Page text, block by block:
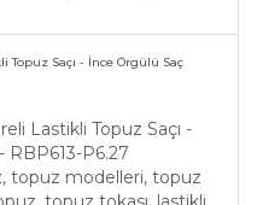
Saçı - İnce Örgülü Saç
Lastikli Topuz Saçı -
RBP613-P6.27
topuz modelleri, topuz